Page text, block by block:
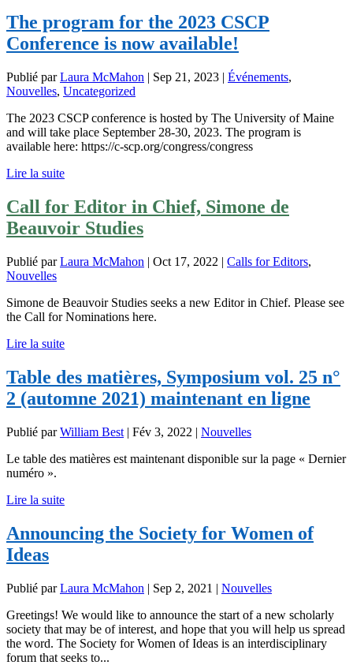
The program for the 2023 CSCP
Conference is now available!
Publié parLaura McMahon | Sep 21, 2023 | Événements,
Nouvelles, Uncategorized
The 2023 CSCP conference is hosted by The University of Maine
and will take place September 28-30, 2023. The program is
available here: https://c-scp.org/congress/congress
Lire la suite
Call for Editor in Chief, Simone de
Beauvoir Studies
Publié parLaura McMahon | Oct 17, 2022 | Calls for Editors,
Nouvelles
Simone de Beauvoir Studies seeks a new Editor in Chief. Please see
the Call for Nominations here.
Lire la suite
Table des matières, Symposium vol. 25 n°
2 (automne 2021) maintenant en ligne
Publié parWilliam Best | Fév 3, 2022 | Nouvelles
Le table des matières est maintenant disponible sur la page « Dernier
numéro ».
Lire la suite
Announcing the Society for Women of
Ideas
Publié parLaura McMahon | Sep 2, 2021 | Nouvelles
Greetings! We would like to announce the start of a new scholarly
society that may be of interest, and hope that you will help us spread
the word. The Society for Women of Ideas is an interdisciplinary
forum that seeks to...